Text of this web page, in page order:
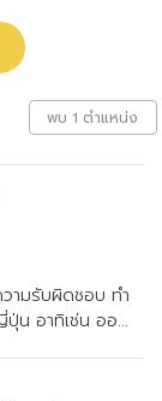
การค้นหาได้อีกด้วย
พบ 1 ตำแหน่ง
ามรับผิดชอบ ทำ
น อาทิเช่น ออ...